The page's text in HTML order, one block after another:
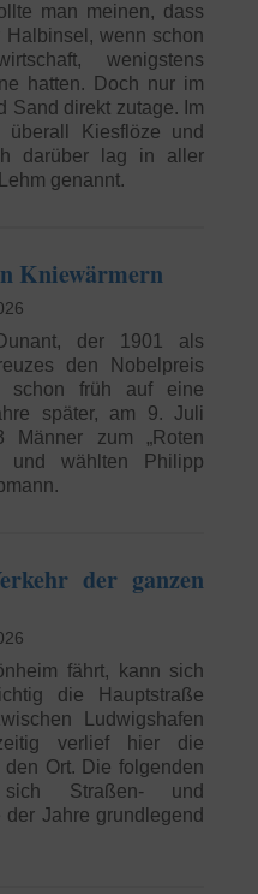
man meinen, dass
wenn schon
wenigstens
hatten. Doch nur im
Sand direkt zutage. Im
Kiesflöze und
darüber lag in aller
genannt.
Kniewärmern
der 1901 als
den Nobelpreis
schon früh auf eine
später, am 9. Juli
Männer zum „Roten
und wählten Philipp
der ganzen
fährt, kann sich
die Hauptstraße
Ludwigshafen
verlief hier die
Ort. Die folgenden
Straßen- und
Jahre grundlegend